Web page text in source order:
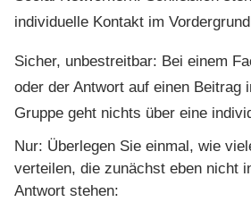
individuelle Kontakt im
Sicher, unbestreitbar: Bei einem
oder der Antwort auf einen Beitrag
Gruppe geht nichts über eine
Nur: Überlegen Sie einmal, wie
verteilen, die zunächst eben nicht
Antwort stehen: